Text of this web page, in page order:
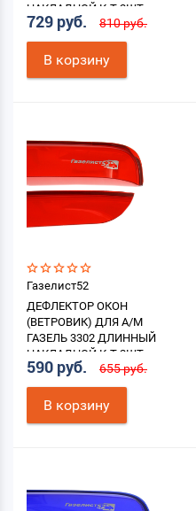
НАКЛАДНОЙ К-Т 2ШТ.
(БЕЛЫЙ)
729 руб. 810 руб.
В корзину
Газелист52
ДЕФЛЕКТОР ОКОН
(ВЕТРОВИК) ДЛЯ А/М
ГАЗЕЛЬ 3302 ДЛИННЫЙ
НАКЛАДНОЙ К-Т 2ШТ.
(КРАСНЫЙ)
590 руб. 655 руб.
В корзину